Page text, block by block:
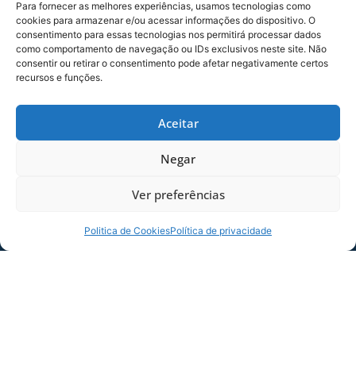
Para fornecer as melhores experiências, usamos tecnologias como
cookies para armazenar e/ou acessar informações do dispositivo. O
consentimento para essas tecnologias nos permitirá processar dados
como comportamento de navegação ou IDs exclusivos neste site. Não
consentir ou retirar o consentimento pode afetar negativamente certos
recursos e funções.
Aceitar
Negar
Ver preferências
Politica de CookiesPolítica de privacidade
Os copos, que custam R$ 8,00 a unidade, podem
ser adquiridos de forma prática e rápida. Os
torcedores podem comprar antecipadamente
pelo App Avaí ID e retirar nos bares da
Com este lançamento, o Avaí e a Meu Copo Eco
transformando a experiência no estádio em um